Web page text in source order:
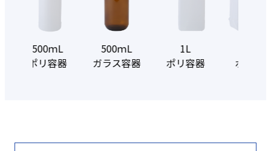
500ｍL
ポリ容器
500ｍL
ガラス容器
1L
ポリ容器
ポリ容器